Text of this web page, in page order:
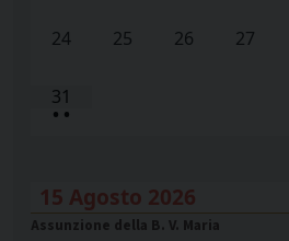
24 25 26 27
31
• •
15 Agosto 2026
Assunzione della B. V. Maria